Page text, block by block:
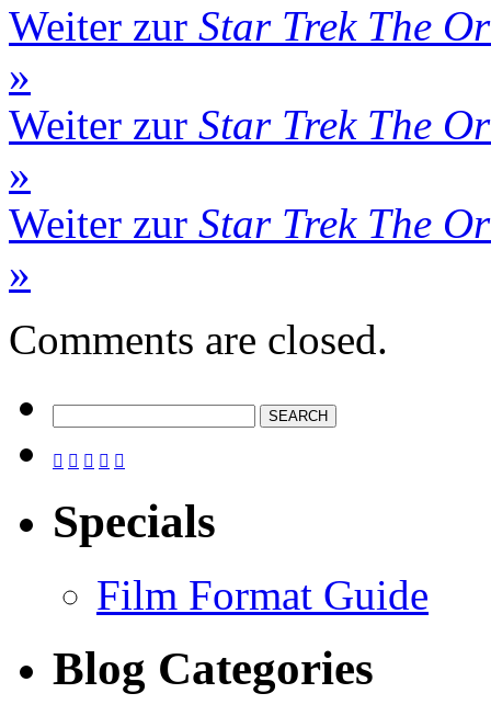
Weiter zur Star Trek The
»
Weiter zur Star Trek The
»
Weiter zur Star Trek The
»
Comments are closed.
    
Specials
Film Format Guide
Blog Categories